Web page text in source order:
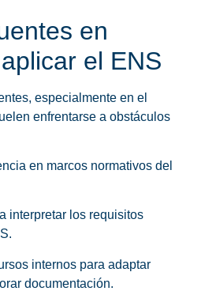
en
el ENS
especialmente en el
enfrentarse a obstáculos
en marcos normativos del
interpretar los requisitos
internos para adaptar
documentación.